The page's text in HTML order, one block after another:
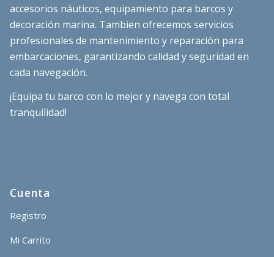
accesorios náuticos, equipamiento para barcos y
decoración marina. Tambien ofrecemos servicios
profesionales de mantenimiento y reparación para
embarcaciones, garantizando calidad y seguridad en
cada navegación.
¡Equipa tu barco con lo mejor y navega con total
tranquilidad!
Cuenta
Registro
Mi Carrito